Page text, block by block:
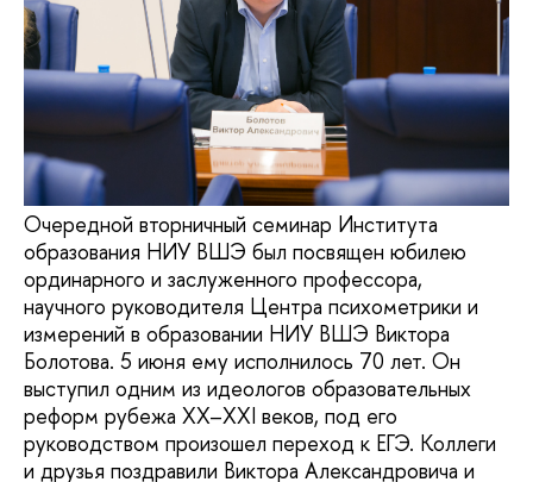
Очередной вторничный семинар Института
образования НИУ ВШЭ был посвящен юбилею
ординарного и заслуженного профессора,
научного руководителя Центра психометрики и
измерений в образовании НИУ ВШЭ Виктора
Болотова. 5 июня ему исполнилось 70 лет. Он
выступил одним из идеологов образовательных
реформ рубежа XX–XXI веков, под его
руководством произошел переход к ЕГЭ. Коллеги
и друзья поздравили Виктора Александровича и